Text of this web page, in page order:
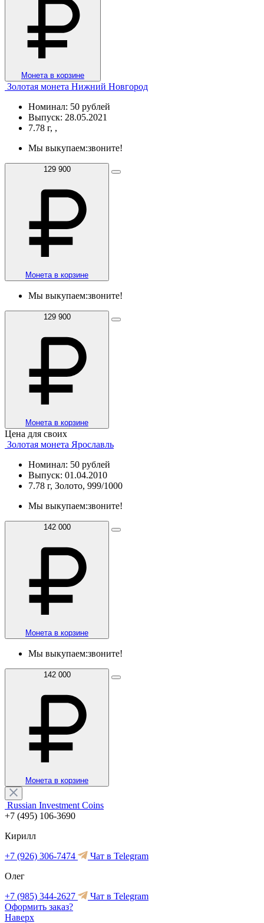
Монета в корзине
Золотая монета Нижний Новгород
Номинал: 50 рублей
Выпуск: 28.05.2021
7.78 г, ,
Мы выкупаем:звоните!
129 900
Монета в корзине
Мы выкупаем:звоните!
129 900
Монета в корзине
Цена для своих
Золотая монета Ярославль
Номинал: 50 рублей
Выпуск: 01.04.2010
7.78 г, Золото, 999/1000
Мы выкупаем:звоните!
142 000
Монета в корзине
Мы выкупаем:звоните!
142 000
Монета в корзине
Russian Investment Coins
+7 (495) 106-3690
Кирилл
+7 (926) 306-7474
Чат в Telegram
Олег
+7 (985) 344-2627
Чат в Telegram
Оформить заказ?
Наверх